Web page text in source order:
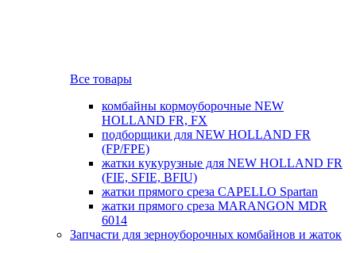
Все товары
комбайны кормоуборочные NEW
HOLLAND FR, FX
подборщики для NEW HOLLAND FR
(FP/FPE)
жатки кукурузные для NEW HOLLAND FR
(FIE, SFIE, BFIU)
жатки прямого среза CAPELLO Spartan
жатки прямого среза MARANGON MDR
6014
Запчасти для зерноуборочных комбайнов и жаток